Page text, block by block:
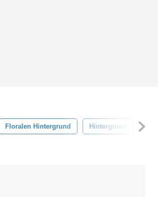
Floralen Hintergrund Hintergrund